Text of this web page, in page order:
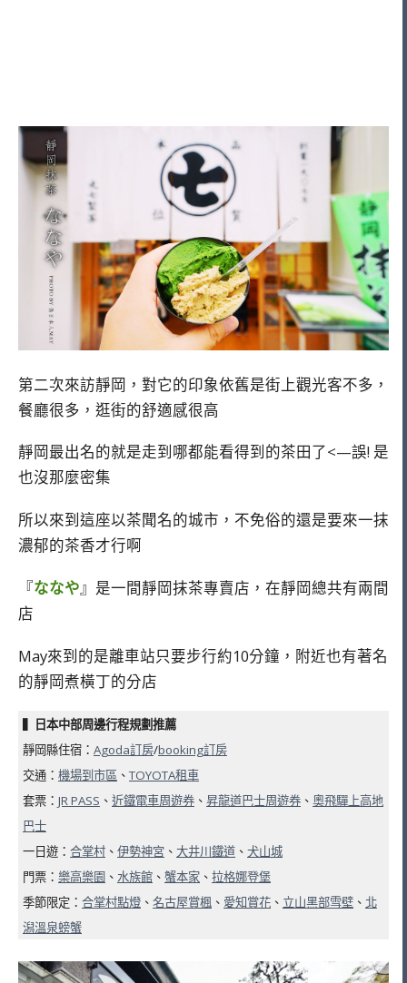
第二次來訪靜岡，對它的印象依舊是街上觀光客不多，
餐廳很多，逛街的舒適感很高
靜岡最出名的就是走到哪都能看得到的茶田了<—誤! 是
也沒那麼密集
所以來到這座以茶聞名的城市，不免俗的還是要來一抹
濃郁的茶香才行啊
『ななや』是一間靜岡抹茶專賣店，在靜岡總共有兩間
店
May來到的是離車站只要步行約10分鐘，附近也有著名
的靜岡煮橫丁的分店
▍日本中部周邊行程規劃推薦
靜岡縣住宿： Agoda訂房/booking訂房
交通： 機場到市區 、TOYOTA租車
套票： JR PASS 、 近鐵電車周遊券 、 昇龍道巴士周遊券 、 奧飛驒上高地
巴士
一日遊： 合掌村 、 伊勢神宮 、 大井川鐵道 、 犬山城
門票： 樂高樂園 、 水族館 、 蟹本家 、 拉格娜登堡
季節限定： 合掌村點燈 、 名古屋賞楓 、 愛知賞花 、 立山黑部雪壁 、 北
潟溫泉螃蟹